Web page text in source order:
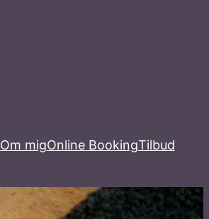
Om migOnline BookingTilbud